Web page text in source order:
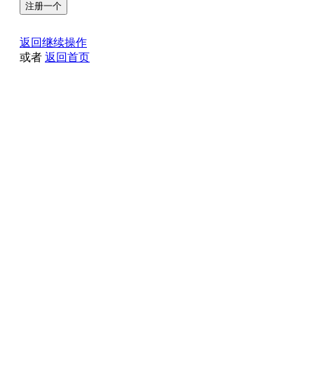
注册一个
返回继续操作
或者 返回首页